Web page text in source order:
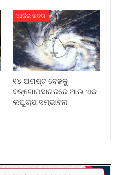
ଆଜିର ଖବର
୧୪ ଅଗଷ୍ଟ ବେଳକୁ
ବଙ୍ଗୋପସାଗରରେ ଆଉ ଏକ
ଲଘୁଚାପ ସମ୍ଭାବନା